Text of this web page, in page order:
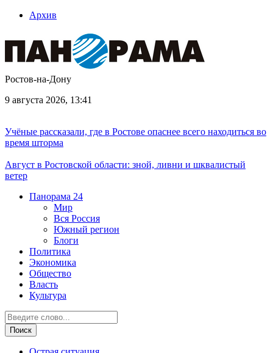
Архив
Ростов-на-Дону
9 августа 2026, 13:41
Учёные рассказали, где в Ростове опаснее всего находиться во
время шторма
Август в Ростовской области: зной, ливни и шквалистый
ветер
Панорама 24
Мир
Вся Россия
Южный регион
Блоги
Политика
Экономика
Общество
Власть
Культура